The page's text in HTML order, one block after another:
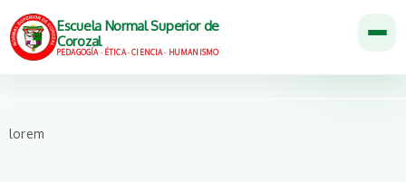
lorem
Escuela Normal Superior de
Corozal
PEDAGOGÍA · ÉTICA · CIENCIA · HUMANISMO